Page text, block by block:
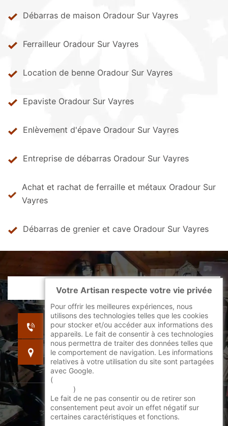
Débarras de maison Oradour Sur Vayres
Ferrailleur Oradour Sur Vayres
Location de benne Oradour Sur Vayres
Epaviste Oradour Sur Vayres
Enlèvement d'épave Oradour Sur Vayres
Entreprise de débarras Oradour Sur Vayres
Achat et rachat de ferraille et métaux Oradour Sur
Vayres
Débarras de grenier et cave Oradour Sur Vayres
indisponible
indisponible
indisponible
©2022 - 2026 Tout droit réservé -
Mentions légales
Votre Artisan respecte votre vie privée
Pour offrir les meilleures expériences, nous
utilisons des technologies telles que les cookies
pour stocker et/ou accéder aux informations des
appareils. Le fait de consentir à ces technologies
nous permettra de traiter des données telles que
le comportement de navigation. Les informations
relatives à votre utilisation du site sont partagées
avec Google.
(
)
Le fait de ne pas consentir ou de retirer son
consentement peut avoir un effet négatif sur
certaines caractéristiques et fonctions.